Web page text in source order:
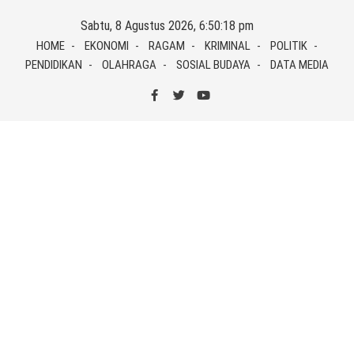
content
Sabtu, 8 Agustus 2026, 6:50:18 pm
HOME EKONOMI RAGAM KRIMINAL
POLITIK
PENDIDIKAN
OLAHRAGA SOSIAL BUDAYA DATA MEDIA